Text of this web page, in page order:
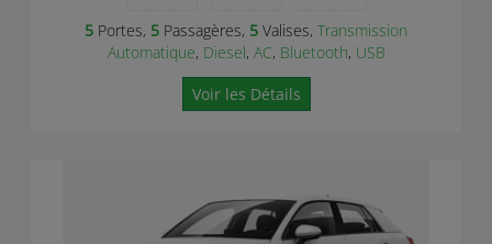
5 Portes, 5 Passagères, 5 Valises, Transmission
Automatique, Diesel, AC, Bluetooth, USB
Voir les Détails